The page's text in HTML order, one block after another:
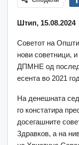
Штип, 15.08.2024
Советот на
нови советници,
ДПМНЕ од
есента во 2021
На денешната
го констатира
досегашните
Здравков, а на